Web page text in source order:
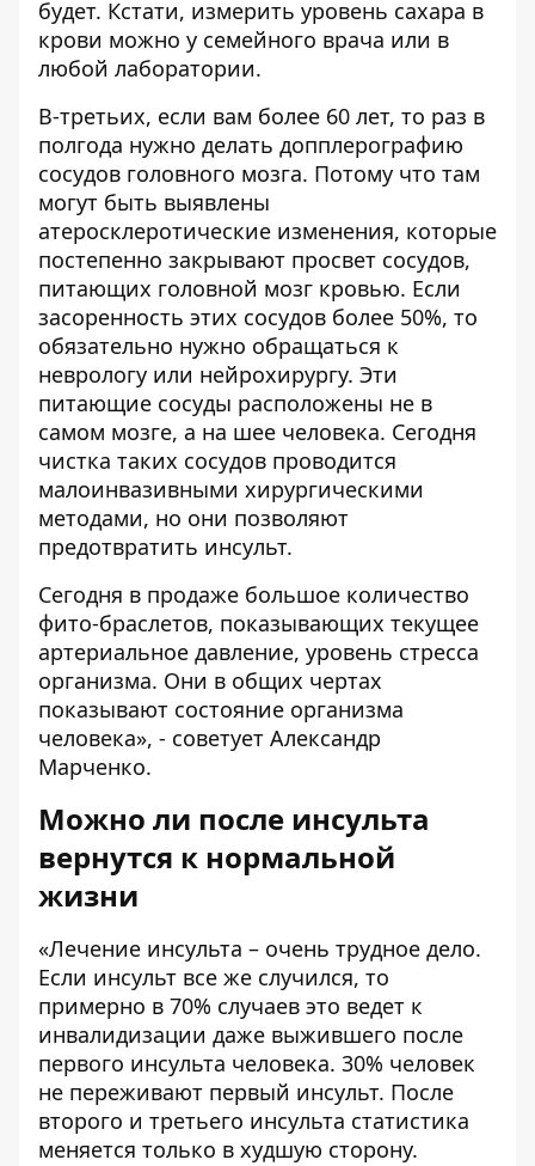
будет. Кстати, измерить уровень сахара в
крови можно у семейного врача или в
любой лаборатории.
В-третьих, если вам более 60 лет, то раз в
полгода нужно делать допплерографию
сосудов головного мозга. Потому что там
могут быть выявлены
атеросклеротические изменения, которые
постепенно закрывают просвет сосудов,
питающих головной мозг кровью. Если
засоренность этих сосудов более 50%, то
обязательно нужно обращаться к
неврологу или нейрохирургу. Эти
питающие сосуды расположены не в
самом мозге, а на шее человека. Сегодня
чистка таких сосудов проводится
малоинвазивными хирургическими
методами, но они позволяют
предотвратить инсульт.
Сегодня в продаже большое количество
фито-браслетов, показывающих текущее
артериальное давление, уровень стресса
организма. Они в общих чертах
показывают состояние организма
человека», - советует Александр
Марченко.
Можно ли после инсульта
вернутся к нормальной
жизни
«Лечение инсульта – очень трудное дело.
Если инсульт все же случился, то
примерно в 70% случаев это ведет к
инвалидизации даже выжившего после
первого инсульта человека. 30% человек
не переживают первый инсульт. После
второго и третьего инсульта статистика
меняется только в худшую сторону.